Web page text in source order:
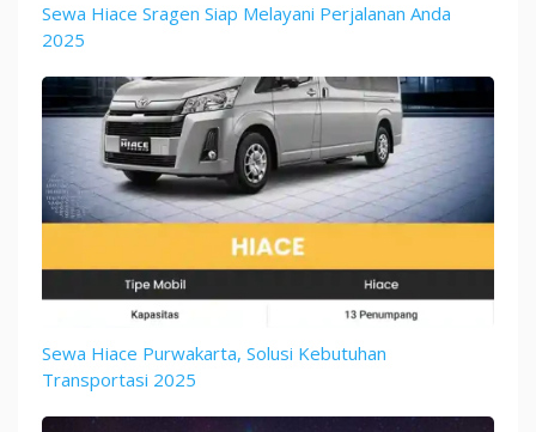
Sewa Hiace Sragen Siap Melayani Perjalanan Anda
2025
Sewa Hiace Purwakarta, Solusi Kebutuhan
Transportasi 2025